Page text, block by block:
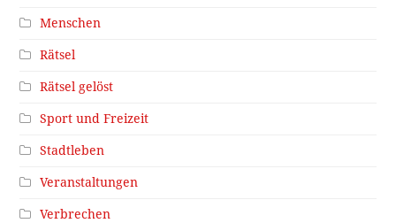
Menschen
Rätsel
Rätsel gelöst
Sport und Freizeit
Stadtleben
Veranstaltungen
Verbrechen